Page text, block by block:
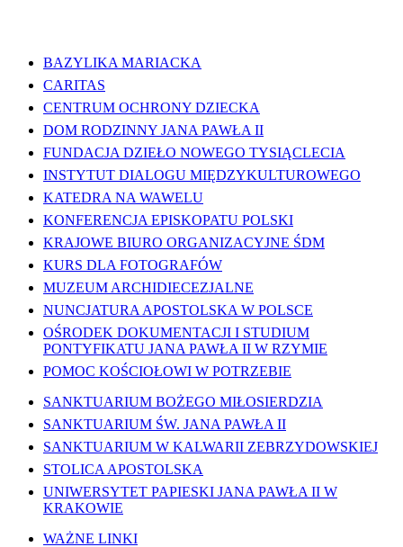
BAZYLIKA MARIACKA
CARITAS
CENTRUM OCHRONY DZIECKA
DOM RODZINNY JANA PAWŁA II
FUNDACJA DZIEŁO NOWEGO TYSIĄCLECIA
INSTYTUT DIALOGU MIĘDZYKULTUROWEGO
KATEDRA NA WAWELU
KONFERENCJA EPISKOPATU POLSKI
KRAJOWE BIURO ORGANIZACYJNE ŚDM
KURS DLA FOTOGRAFÓW
MUZEUM ARCHIDIECEZJALNE
NUNCJATURA APOSTOLSKA W POLSCE
OŚRODEK DOKUMENTACJI I STUDIUM
PONTYFIKATU JANA PAWŁA II W RZYMIE
POMOC KOŚCIOŁOWI W POTRZEBIE
SANKTUARIUM BOŻEGO MIŁOSIERDZIA
SANKTUARIUM ŚW. JANA PAWŁA II
SANKTUARIUM W KALWARII ZEBRZYDOWSKIEJ
STOLICA APOSTOLSKA
UNIWERSYTET PAPIESKI JANA PAWŁA II W
KRAKOWIE
WAŻNE LINKI